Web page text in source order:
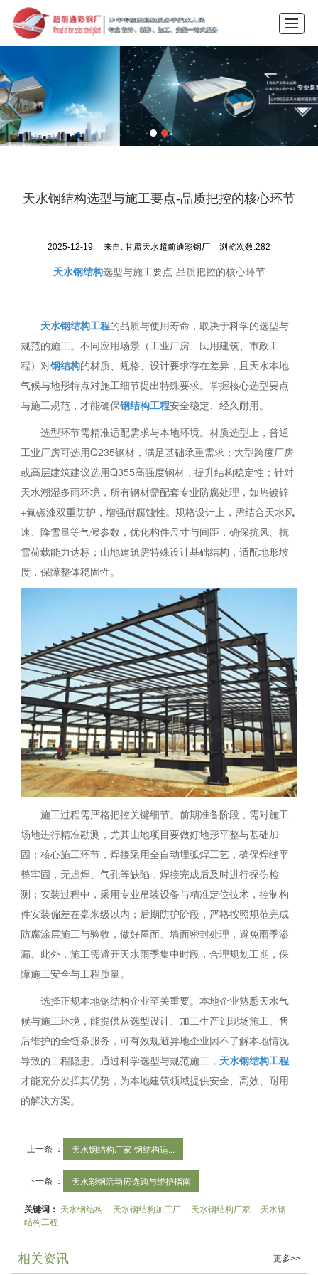
企业动态案例展示 行业动态 LBS 联系我们
天水钢结构选型与施工要点-品质把控的核心环节
2025-12-19 来自:甘肃天水超前通彩钢厂 浏览次数:282
天水钢结构选型与施工要点-品质把控的核心环节
天水钢结构工程的品质与使用寿命，取决于科学的选型与
规范的施工。不同应用场景（工业厂房、民用建筑、市政工
程）对钢结构的材质、规格、设计要求存在差异，且天水本地
气候与地形特点对施工细节提出特殊要求。掌握核心选型要点
与施工规范，才能确保钢结构工程安全稳定、经久耐用。
选型环节需精准适配需求与本地环境。材质选型上，普通
工业厂房可选用Q235钢材，满足基础承重需求；大型跨度厂房
或高层建筑建议选用Q355高强度钢材，提升结构稳定性；针对
天水潮湿多雨环境，所有钢材需配套专业防腐处理，如热镀锌
+氟碳漆双重防护，增强耐腐蚀性。规格设计上，需结合天水风
速、降雪量等气候参数，优化构件尺寸与间距，确保抗风、抗
雪荷载能力达标；山地建筑需特殊设计基础结构，适配地形坡
度，保障整体稳固性。
施工过程需严格把控关键细节。前期准备阶段，需对施工
场地进行精准勘测，尤其山地项目要做好地形平整与基础加
固；核心施工环节，焊接采用全自动埋弧焊工艺，确保焊缝平
整牢固，无虚焊、气孔等缺陷，焊接完成后及时进行探伤检
测；安装过程中，采用专业吊装设备与精准定位技术，控制构
件安装偏差在毫米级以内；后期防护阶段，严格按照规范完成
防腐涂层施工与验收，做好屋面、墙面密封处理，避免雨季渗
漏。此外，施工需避开天水雨季集中时段，合理规划工期，保
障施工安全与工程质量。
选择正规本地钢结构企业至关重要。本地企业熟悉天水气
候与施工环境，能提供从选型设计、加工生产到现场施工、售
后维护的全链条服务，可有效规避异地企业因不了解本地情况
导致的工程隐患。通过科学选型与规范施工， 天水钢结构工程
才能充分发挥其优势，为本地建筑领域提供安全、高效、耐用
的解决方案。
上一条 ： 天水钢结构厂家-钢结构适...
下一条 ： 天水彩钢活动房选购与维护指南
关键词： 天水钢结构 天水钢结构加工厂 天水钢结构厂家
天水钢
结构工程
相关资讯 更多>>